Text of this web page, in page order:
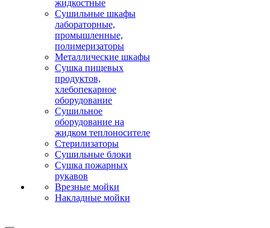
жидкостные
Сушильные шкафы
лабораторные,
промышленные,
полимеризаторы
Металлические шкафы
Сушка пищевых
продуктов,
хлебопекарное
оборудование
Сушильное
оборудование на
жидком теплоносителе
Стерилизаторы
Сушильные блоки
Сушка пожарных
рукавов
Врезные мойки
Накладные мойки